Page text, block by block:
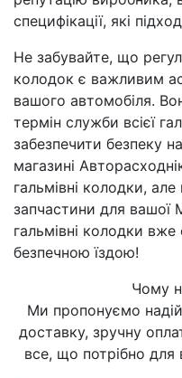
специфікації, які
Не забувайте, що
колодок є важливим
вашого автомобіля.
термін служби всієї
забезпечити безпеку
магазині
гальмівні колодки, але
запчастини для вашої
гальмівні колодки
безпечною їздою!
Чому
Ми пропонуємо
доставку, зручну
все, що потрібно для